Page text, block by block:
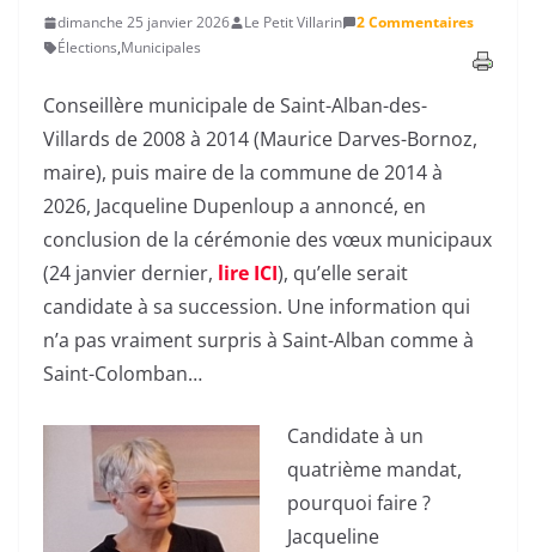
dimanche 25 janvier 2026 Le Petit Villarin
2 Commentaires
Élections,Municipales
Conseillère municipale de Saint-Alban-des-
Villards de 2008 à 2014 (Maurice Darves-Bornoz,
maire), puis maire de la commune de 2014 à
2026, Jacqueline Dupenloup a annoncé, en
conclusion de la cérémonie des vœux municipaux
(24 janvier dernier, lire ICI), qu’elle serait
candidate à sa succession. Une information qui
n’a pas vraiment surpris à Saint-Alban comme à
Saint-Colomban…
Candidate à un
quatrième mandat,
pourquoi faire ?
Jacqueline